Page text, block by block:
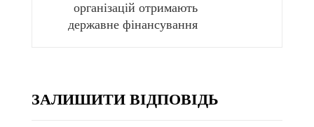
організацій отримають
державне фінансування
ЗАЛИШИТИ ВІДПОВІДЬ